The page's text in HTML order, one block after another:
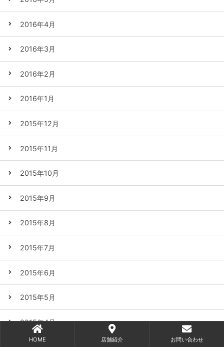
2016年4月
2016年3月
2016年2月
2016年1月
2015年12月
2015年11月
2015年10月
2015年9月
2015年8月
2015年7月
2015年6月
2015年5月
2015年4月
HOME 店舗紹介 お問い合わせ